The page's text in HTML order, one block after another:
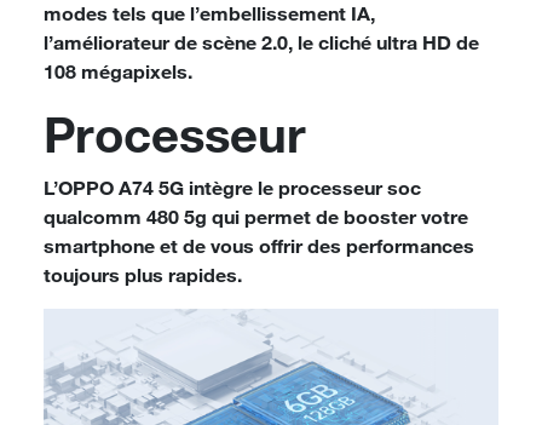
modes tels que l’embellissement IA,
l’améliorateur de scène 2.0, le cliché ultra HD de
108 mégapixels.
Processeur
L’OPPO A74 5G intègre le processeur soc
qualcomm 480 5g qui permet de booster votre
smartphone et de vous offrir des performances
toujours plus rapides.